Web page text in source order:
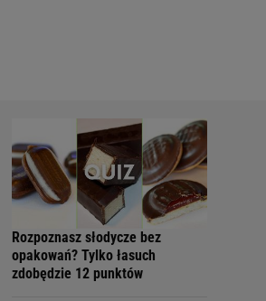
Rozpoznasz słodycze bez
opakowań? Tylko łasuch
zdobędzie 12 punktów